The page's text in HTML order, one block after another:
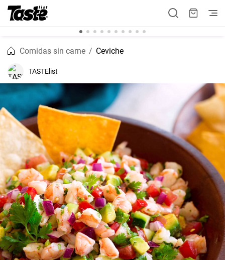
Comidas sin carne Ceviche
TASTElist